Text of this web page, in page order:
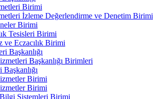
Birimi
İzleme Değerlendirme ve Denetim Birimi
Birimi
Tesisleri Birimi
ve Eczacılık Birimi
Başkanlığı
Başkanlığı Birimleri
Birimi
Birimi
Sistemleri Birimi